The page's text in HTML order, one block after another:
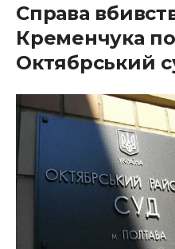
Справа
Кременчука
Октябрський